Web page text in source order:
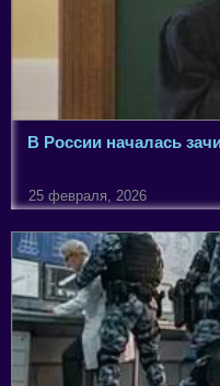
В России началась
25 февраля, 2026